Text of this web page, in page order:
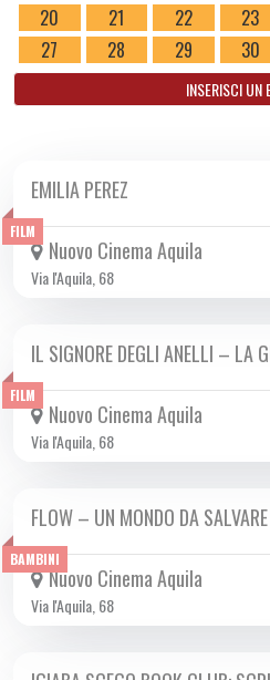
20
21 22 23
27
28 29 30
INSERISCI UN
FILM
DA GIO 09/01 A MER 05/03 2025
EMILIA PEREZ
Nuovo Cinema Aquila
Via l'Aquila, 68
FILM
DA MER 01/01 A MER 15/01 2025
IL SIGNORE DEGLI ANELLI – LA
Nuovo Cinema Aquila
Via l'Aquila, 68
BAMBINI
DA GIO 12/12 A MER 12/03 2025
FLOW – UN MONDO DA SALVARE
Nuovo Cinema Aquila
Via l'Aquila, 68